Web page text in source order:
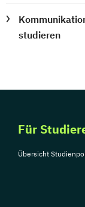
studieren
Für
Übersicht